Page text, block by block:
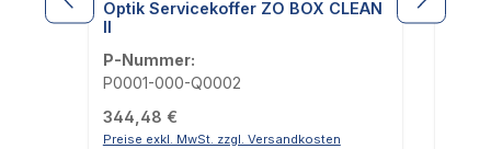
Optik Servicekoffer ZO BOX CLEAN
II
P-Nummer:
P0001-000-Q0002
Regulärer Preis:
344,48 €
Preise exkl. MwSt. zzgl. Versandkosten